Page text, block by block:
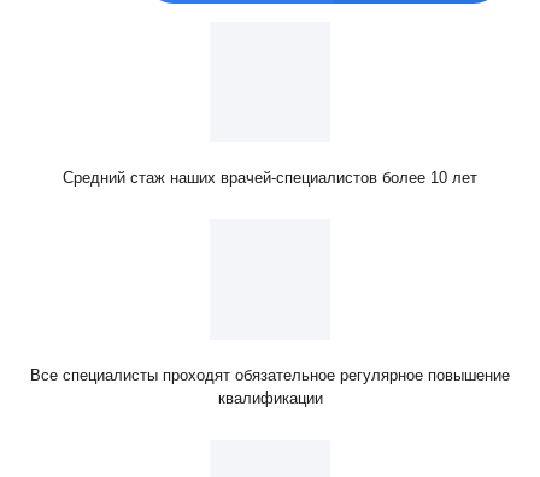
Средний стаж наших врачей-специалистов более 10 лет
Все специалисты проходят обязательное регулярное повышение
квалификации